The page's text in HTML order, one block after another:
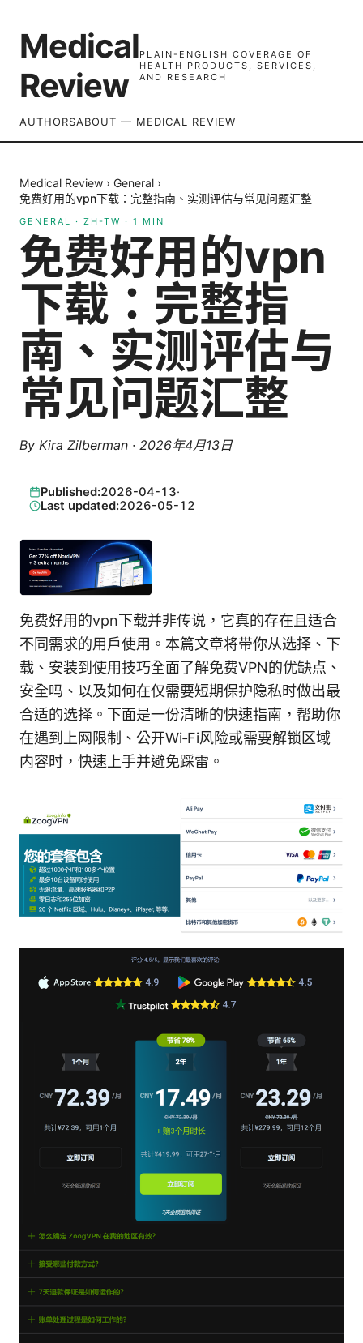
Medical
Review
PLAIN-ENGLISH COVERAGE OF
HEALTH PRODUCTS, SERVICES,
AND RESEARCH
AUTHORSABOUT — MEDICAL REVIEW
Medical Review › General ›
免费好用的vpn下载：完整指南、实测评估与常见问题汇整
GENERAL · ZH-TW · 1 MIN
免费好用的vpn
下载：完整指
南、实测评估与
常见问题汇整
By Kira Zilberman · 2026年4月13日
Published:2026-04-13·
Last updated:2026-05-12
免费好用的vpn下载并非传说，它真的存在且适合
不同需求的用户使用。本篇文章将带你从选择、下
载、安装到使用技巧全面了解免费VPN的优缺点、
安全吗、以及如何在仅需要短期保护隐私时做出最
合适的选择。下面是一份清晰的快速指南，帮助你
在遇到上网限制、公开Wi‑Fi风险或需要解锁区域
内容时，快速上手并避免踩雷。